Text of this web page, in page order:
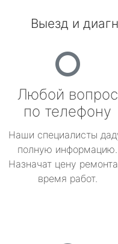
Выезд и
Любой вопрос
по телефону
Наши специалисты
полную информацию.
Назначат цену
время работ.